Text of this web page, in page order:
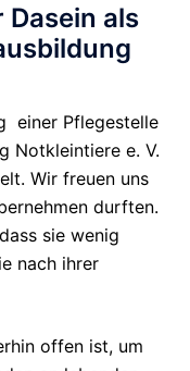
Dasein als
einer Pflegestelle
Notkleintiere e. V.
Wir freuen uns
durften.
sie wenig
nach ihrer
offen ist, um